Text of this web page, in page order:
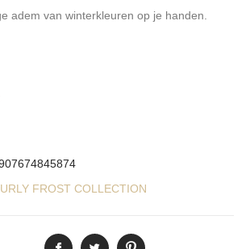
adem van winterkleuren op je handen.
FROST COLLECTION